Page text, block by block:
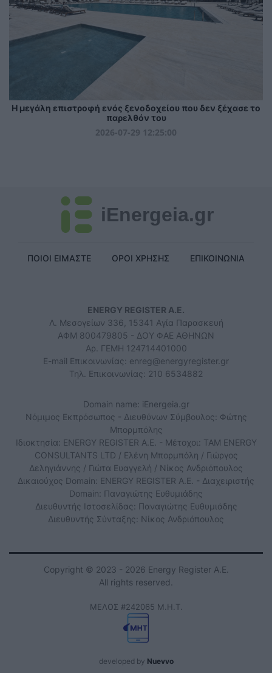
Η μεγάλη επιστροφή ενός ξενοδοχείου που δεν ξέχασε το
παρελθόν του
2026-07-29 12:25:00
iEnergeia.gr
ΠΟΙΟΙ ΕΙΜΑΣΤΕ ΟΡΟΙ ΧΡΗΣΗΣ ΕΠΙΚΟΙΝΩΝΙΑ
ENERGY REGISTER Α.Ε.
Λ. Μεσογείων 336, 15341 Αγία Παρασκευή
ΑΦΜ 800479805 - ΔΟΥ ΦΑΕ ΑΘΗΝΩΝ
Αρ. ΓΕΜΗ 124714401000
E-mail Επικοινωνίας: enreg@energyregister.gr
Τηλ. Επικοινωνίας: 210 6534882
Domain name: iEnergeia.gr
Νόμιμος Εκπρόσωπος - Διευθύνων Σύμβουλος: Φώτης
Μπορμπόλης
Ιδιοκτησία: ENERGY REGISTER Α.Ε. - Μέτοχοι: TAM ENERGY
CONSULTANTS LTD / Ελένη Μπορμπόλη / Γιώργος
Δεληγιάννης / Γιώτα Ευαγγελή / Νίκος Ανδριόπουλος
Δικαιούχος Domain: ENERGY REGISTER Α.Ε. - Διαχειριστής
Domain: Παναγιώτης Ευθυμιάδης
Διευθυντής Ιστοσελίδας: Παναγιώτης Ευθυμιάδης
Διευθυντής Σύνταξης: Νίκος Ανδριόπουλος
Copyright © 2023 - 2026 Energy Register Α.Ε.
All rights reserved.
ΜΕΛΟΣ #242065 Μ.Η.Τ.
developed by Nuevvo